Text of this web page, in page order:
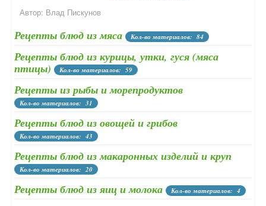
Автор: Влад Пискунов
Рецепты блюд из мяса Кол-во материалов: 84
Рецепты блюд из курицы, утки, гуся (мяса
птицы)
Кол-во материалов: 59
Рецепты из рыбы и морепродуктов
Кол-во материалов: 31
Рецепты блюд из овощей и грибов
Кол-во материалов: 43
Рецепты блюд из макаронных изделий и круп
Кол-во материалов: 20
Рецепты блюд из яиц и молока Кол-во материалов: 4